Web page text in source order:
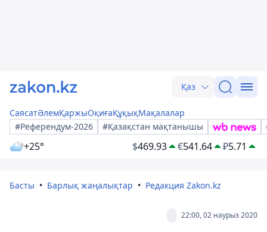
Қаз
СаясатӘлемҚаржыОқиғаҚұқықМақалалар
#Референдум-2026
#Қазақстан мақтанышы
+25° $469.93 €541.64 ₽5.71
Басты Барлық жаңалықтар Редакция Zakon.kz
22:00, 02 наурыз 2020